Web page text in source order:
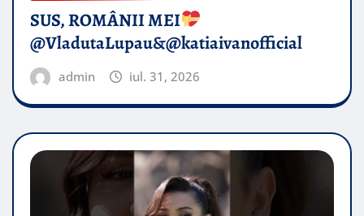
SUS, ROMÂNII MEI
@VladutaLupau&@katiaivanofficial
admin iul. 31, 2026